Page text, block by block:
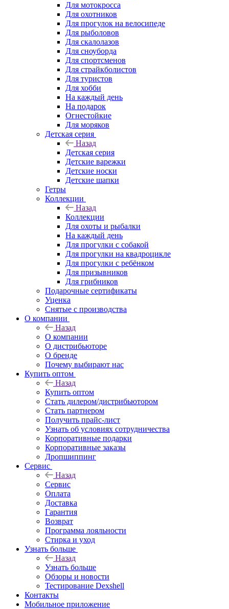
Для мотокросса
Для охотников
Для прогулок на велосипеде
Для рыболовов
Для скалолазов
Для сноуборда
Для спортсменов
Для страйкболистов
Для туристов
Для хобби
На каждый день
На подарок
Огнестойкие
Для моряков
Детская серия
Назад
Детская серия
Детские варежки
Детские носки
Детские шапки
Гетры
Коллекции
Назад
Коллекции
Для охоты и рыбалки
На каждый день
Для прогулки с собакой
Для прогулки на квадроцикле
Для прогулки с ребёнком
Для призывников
Для грибников
Подарочные сертификаты
Уценка
Снятые с производства
О компании
Назад
О компании
О дистрибьюторе
О бренде
Почему выбирают нас
Купить оптом
Назад
Купить оптом
Стать дилером/дистрибьютором
Стать партнером
Получить прайс-лист
Узнать об условиях сотрудничества
Корпоративные подарки
Корпоративные заказы
Дропшиппинг
Сервис
Назад
Сервис
Оплата
Доставка
Гарантия
Возврат
Программа лояльности
Стирка и уход
Узнать больше
Назад
Узнать больше
Обзоры и новости
Тестирование Dexshell
Контакты
Мобильное приложение